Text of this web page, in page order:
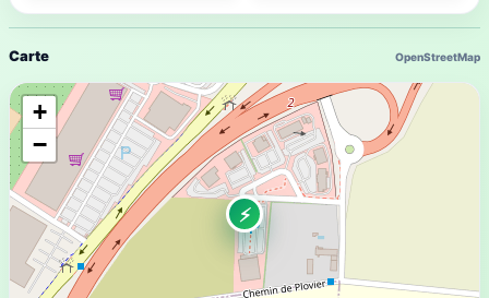
Carte OpenStreetMap
⚡
+
−